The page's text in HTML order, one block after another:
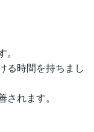
る時間を持ちまし
れます。